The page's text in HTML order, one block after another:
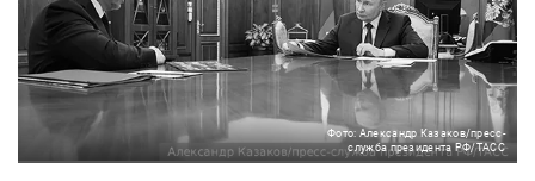
Фото: Александр Казаков/пресс-
служба президента РФ/ТАСС